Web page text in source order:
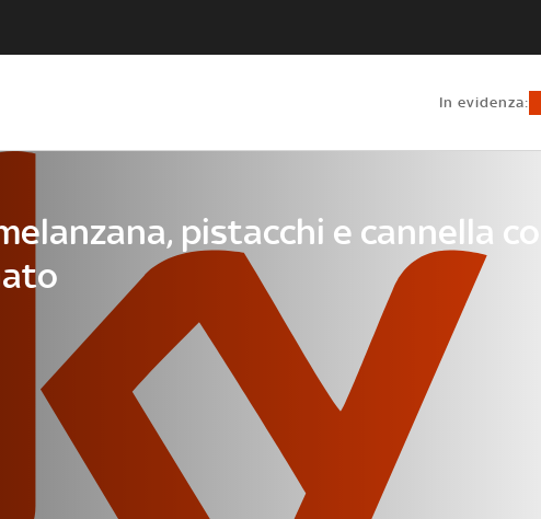
in evidenza:
pistacchi e cannella con